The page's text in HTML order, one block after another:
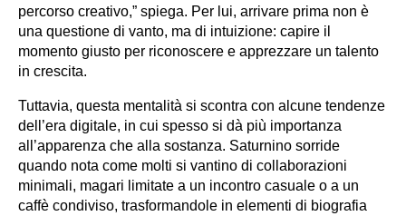
percorso creativo,” spiega. Per lui, arrivare prima non è
una questione di vanto, ma di intuizione: capire il
momento giusto per riconoscere e apprezzare un talento
in crescita.
Tuttavia, questa mentalità si scontra con alcune tendenze
dell’era digitale, in cui spesso si dà più importanza
all’apparenza che alla sostanza. Saturnino sorride
quando nota come molti si vantino di collaborazioni
minimali, magari limitate a un incontro casuale o a un
caffè condiviso, trasformandole in elementi di biografia